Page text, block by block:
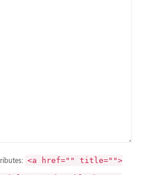
<a href="" title="">